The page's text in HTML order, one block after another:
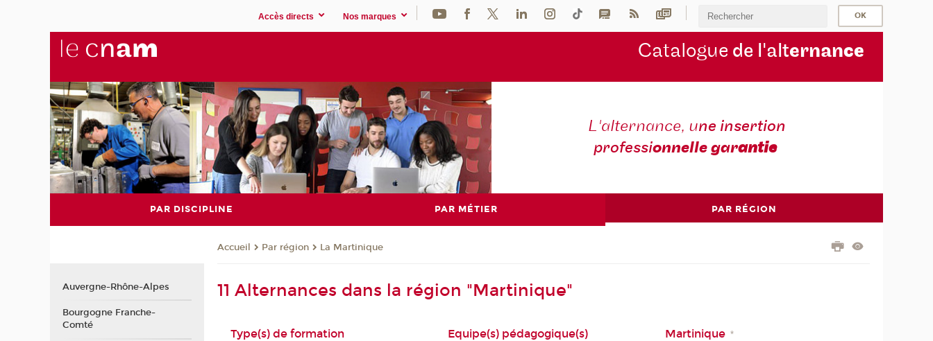
Accès directs Nos marques
Catalogue de l'alternance
L'alternance, une insertion
professionnelle garantie
PAR DISCIPLINE PAR MÉTIER PAR RÉGION
Accueil Par région La Martinique
11 Alternances dans la région "Martinique"
Type(s) de formation Equipe(s) pédagogique(s) Martinique *
Auvergne-Rhône-Alpes
Bourgogne Franche-
Comté